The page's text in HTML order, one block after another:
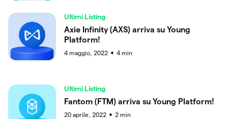
Ultimi Listing
Axie Infinity (AXS) arriva su Young
Platform!
4 maggio, 2022 ● 4 min
Ultimi Listing
Fantom (FTM) arriva su Young Platform!
20 aprile, 2022 ● 2 min